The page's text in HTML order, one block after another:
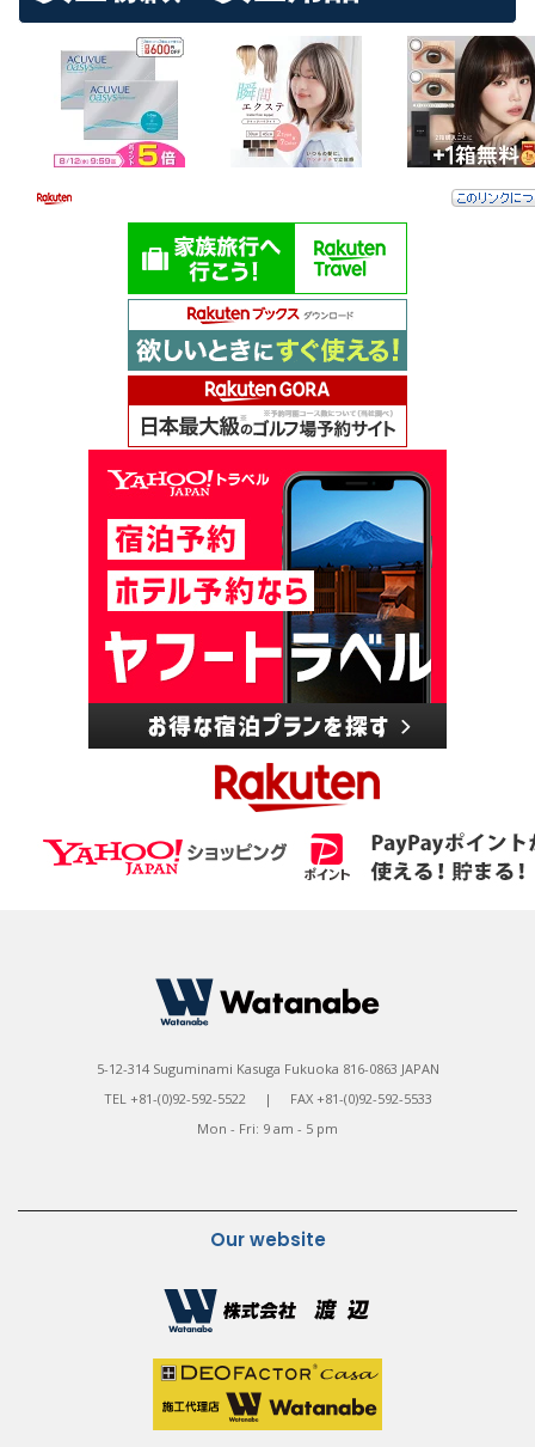
5-12-314 Suguminami Kasuga Fukuoka 816-0863 JAPAN
TEL +81-(0)92-592-5522 | FAX +81-(0)92-592-5533
Mon - Fri: 9 am - 5 pm
Our website